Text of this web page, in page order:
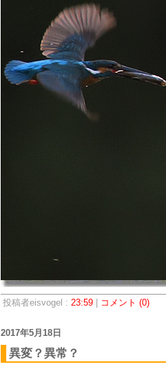
投稿者eisvogel : 23:59| コメント (0)
2017年5月18日
異変？異常？